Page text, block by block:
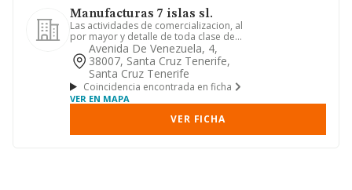
Manufacturas 7 islas sl.
Las actividades de comercializacion, al
por mayor y detalle de toda clase de
articulos y prendas de...
Avenida De Venezuela, 4,
38007, Santa Cruz Tenerife,
Santa Cruz Tenerife
Coincidencia encontrada en ficha
VER EN MAPA
VER FICHA